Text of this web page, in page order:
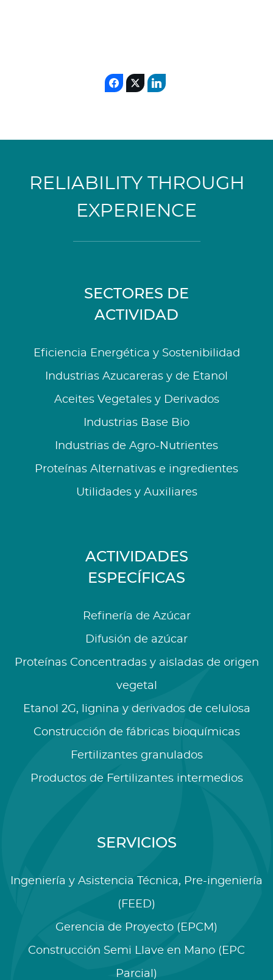
RELIABILITY THROUGH
EXPERIENCE
SECTORES DE
ACTIVIDAD
Eficiencia Energética y Sostenibilidad
Industrias Azucareras y de Etanol
Aceites Vegetales y Derivados
Industrias Base Bio
Industrias de Agro-Nutrientes
Proteínas Alternativas e ingredientes
Utilidades y Auxiliares
ACTIVIDADES
ESPECÍFICAS
Refinería de Azúcar
Difusión de azúcar
Proteínas Concentradas y aisladas de origen
vegetal
Etanol 2G, lignina y derivados de celulosa
Construcción de fábricas bioquímicas
Fertilizantes granulados
Productos de Fertilizantes intermedios
SERVICIOS
Ingeniería y Asistencia Técnica, Pre-ingeniería
(FEED)
Gerencia de Proyecto (EPCM)
Construcción Semi Llave en Mano (EPC
Parcial)